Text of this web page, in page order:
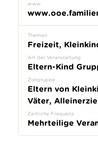
www
Themen
Freizeit,
Art der Veranstaltung
Eltern-Kind
Zielgruppe
Eltern von
Väter,
Zeitliche Frequenz
Mehrteilige